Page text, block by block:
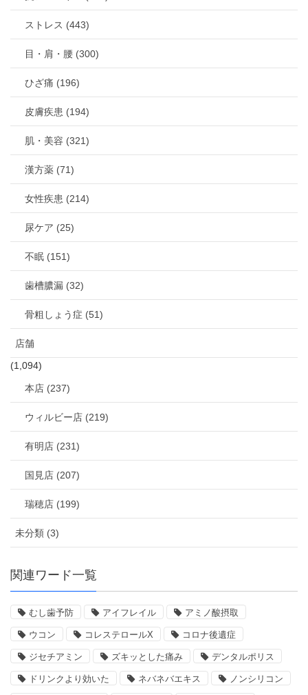
ストレス (443)
目・肩・腰 (300)
ひざ痛 (196)
皮膚疾患 (194)
肌・美容 (321)
漢方薬 (71)
女性疾患 (214)
尿ケア (25)
不眠 (151)
歯槽膿漏 (32)
骨粗しょう症 (51)
店舗
(1,094)
本店 (237)
ウィルビー店 (219)
有明店 (231)
国見店 (207)
瑞穂店 (199)
未分類 (3)
関連ワード一覧
むし歯予防 アイフレイル アミノ酸摂取
ウコン コレステロールX コロナ後遺症
ジセチアミン ズキッとした痛み デンタルポリス
ドリンクより効いた ネバネバエキス ノンシリコン